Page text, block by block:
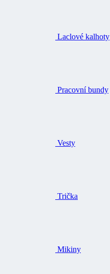
Laclové kalhoty
Pracovní bundy
Vesty
Trička
Mikiny